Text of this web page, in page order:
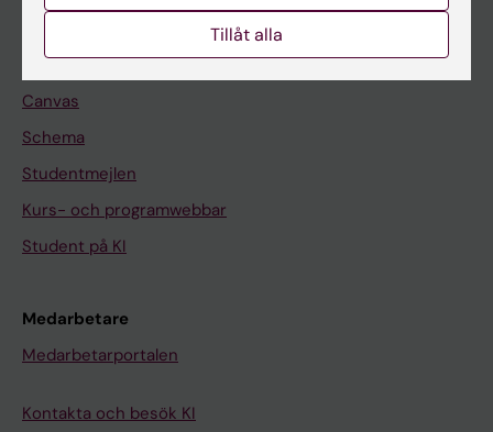
Ladok
Canvas
Schema
Studentmejlen
Kurs- och programwebbar
Student på KI
Medarbetare
Medarbetarportalen
Kontakta och besök KI
Tillåt alla